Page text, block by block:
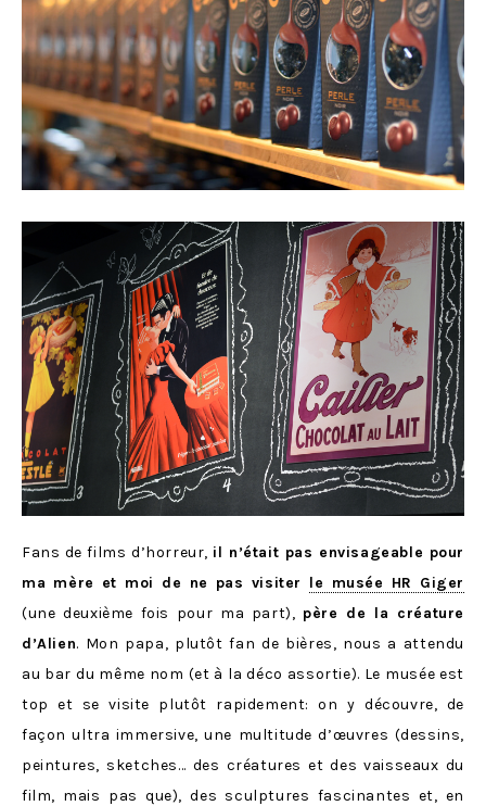
Fans de films d’horreur, il n’était pas envisageable pour
ma mère et moi de ne pas visiter le musée HR Giger
(une deuxième fois pour ma part), père de la créature
d’Alien. Mon papa, plutôt fan de bières, nous a attendu
au bar du même nom (et à la déco assortie). Le musée est
top et se visite plutôt rapidement: on y découvre, de
façon ultra immersive, une multitude d’œuvres (dessins,
peintures, sketches… des créatures et des vaisseaux du
film, mais pas que), des sculptures fascinantes et, en